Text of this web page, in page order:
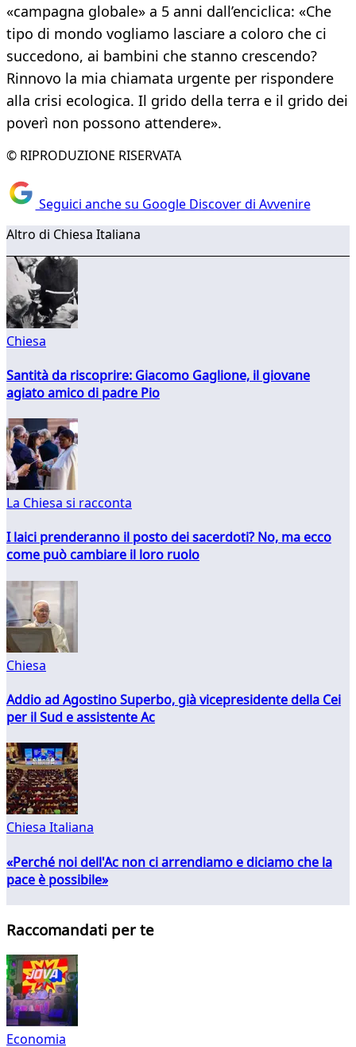
«campagna globale» a 5 anni dall’enciclica: «Che
tipo di mondo vogliamo lasciare a coloro che ci
succedono, ai bambini che stanno crescendo?
Rinnovo la mia chiamata urgente per rispondere
alla crisi ecologica. Il grido della terra e il grido dei
poverì non possono attendere».
© RIPRODUZIONE RISERVATA
Seguici anche su Google Discover di Avvenire
Altro di Chiesa Italiana
Chiesa
Santità da riscoprire: Giacomo Gaglione, il giovane
agiato amico di padre Pio
La Chiesa si racconta
I laici prenderanno il posto dei sacerdoti? No, ma ecco
come può cambiare il loro ruolo
Chiesa
Addio ad Agostino Superbo, già vicepresidente della Cei
per il Sud e assistente Ac
Chiesa Italiana
«Perché noi dell'Ac non ci arrendiamo e diciamo che la
pace è possibile»
Raccomandati per te
Economia